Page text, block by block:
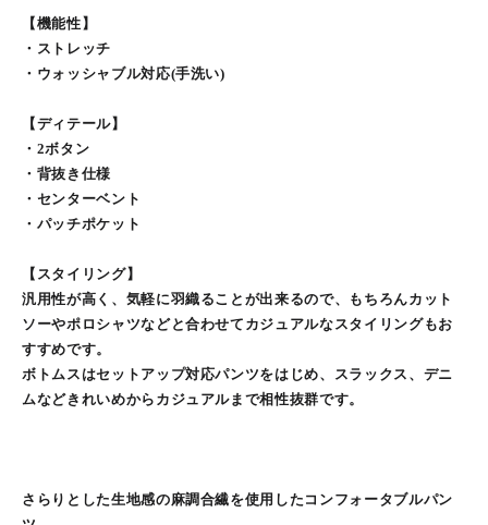
【機能性】
・ストレッチ
・ウォッシャブル対応(手洗い)
【ディテール】
・2ボタン
・背抜き仕様
・センターベント
・パッチポケット
【スタイリング】
汎用性が高く、気軽に羽織ることが出来るので、もちろんカット
ソーやポロシャツなどと合わせてカジュアルなスタイリングもお
すすめです。
ボトムスはセットアップ対応パンツをはじめ、スラックス、デニ
ムなどきれいめからカジュアルまで相性抜群です。
さらりとした生地感の麻調合繊を使用したコンフォータブルパン